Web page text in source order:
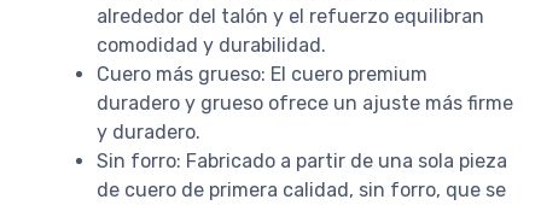
alrededor del talón y el refuerzo equilibran
comodidad y durabilidad.
Cuero más grueso: El cuero premium
duradero y grueso ofrece un ajuste más firme
y duradero.
Sin forro: Fabricado a partir de una sola pieza
de cuero de primera calidad, sin forro, que se